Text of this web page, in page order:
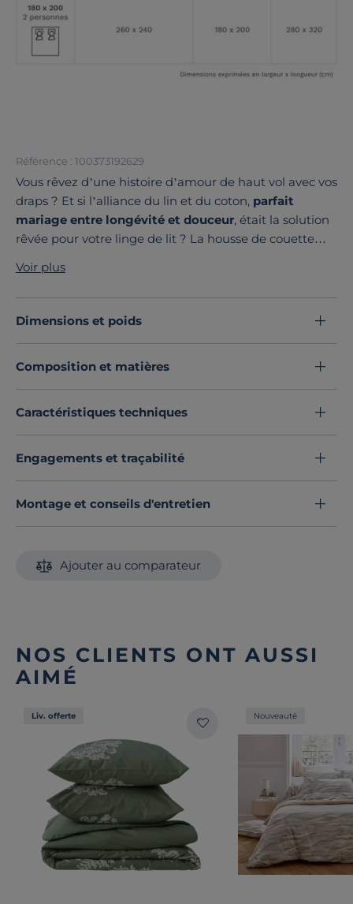
Référence : 100373192629
Vous rêvez d’une histoire d’amour de haut vol avec vos
draps ? Et si l’alliance du lin et du coton, parfait
mariage entre longévité et douceur, était la solution
rêvée pour votre linge de lit ? La housse de couette
vous offre cette relation à long terme.
Avec ses75 % de coton et 25 % de lin, l’union parfaite,
la housse de couette Valentine
Cette housse de couette est disponible dans une large
palette de couleurs et s’adapte à tous vos goûts.
Craquez pour son aspect délicieusement froissé.
Voir plus
Dimensions et poids
Composition et matières
Caractéristiques techniques
Engagements et traçabilité
Montage et conseils d'entretien
Ajouter au comparateur
NOS CLIENTS ONT AUSSI
AIMÉ
Liv. offerte Nouveauté